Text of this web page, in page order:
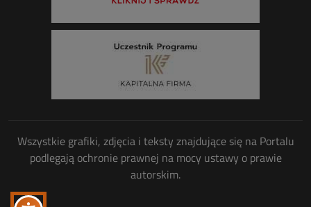
Wszystkie grafiki, zdjęcia i teksty znajdujące się na Portalu
podlegają ochronie prawnej na mocy ustawy o prawie
autorskim.